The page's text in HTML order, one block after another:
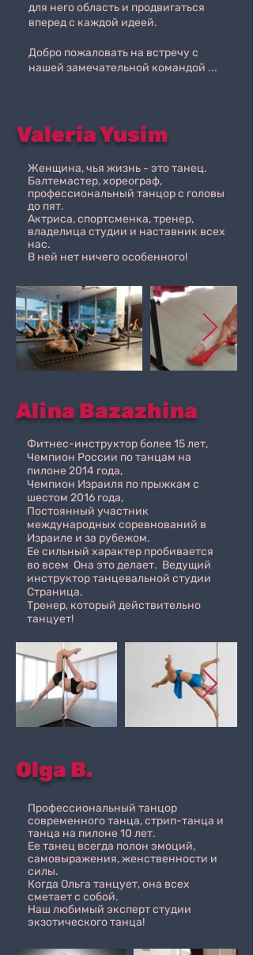
для него область и продвигаться
вперед с каждой идеей.
Добро пожаловать на встречу с
нашей замечательной командой ...
Valeria Yusim
Женщина, чья жизнь - это танец.
Балтемастер, хореограф,
профессиональный танцор с головы
до пят.
Актриса, спортсменка, тренер,
владелица студии и наставник всех
нас.
В ней нет ничего особенного!
Alina Bazazhina
Фитнес-инструктор более 15 лет,
Чемпион России по танцам на
пилоне 2014 года,
Чемпион Израиля по прыжкам с
шестом 2016 года,
Постоянный участник
международных соревнований в
Израиле и за рубежом.
Ее сильный характер пробивается
во всем Она это делает. Ведущий
инструктор танцевальной студии
Страница.
Тренер, который действительно
танцует!
Olga B.
Профессиональный танцор
современного танца, стрип-танцa и
танцa на пилоне 10 лет.
Ее танец всегда полон эмоций,
самовыражения, женственности и
силы.
Когда Ольга танцует, она всех
сметает с собой.
Наш любимый эксперт студии
экзотического танца!